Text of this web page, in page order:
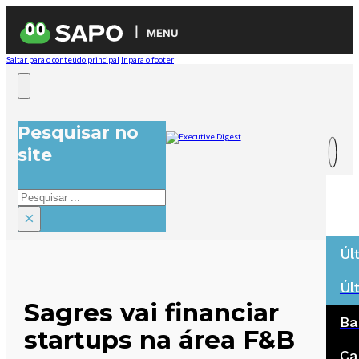
MENU
Saltar para o conteúdo principal Ir para o footer
Pesquisar no
site
Pesquisar
×
Sagres vai financiar
startups na área F&B